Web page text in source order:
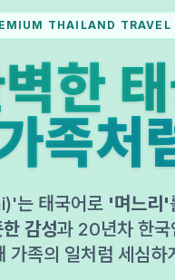
THAILAND TRAVEL
한
족처
는 태국어로 '며느리'
감성과 20년차 한국
가족의 일처럼 세심하